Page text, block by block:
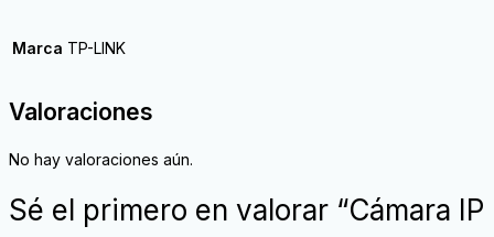
Marca TP-LINK
Valoraciones
No hay valoraciones aún.
Sé el primero en valorar “Cámara IP